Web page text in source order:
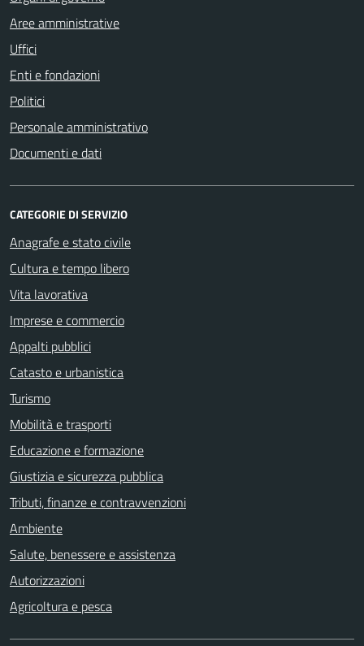
Aree amministrative
Uffici
Enti e fondazioni
Politici
Personale amministrativo
Documenti e dati
CATEGORIE DI SERVIZIO
Anagrafe e stato civile
Cultura e tempo libero
Vita lavorativa
Imprese e commercio
Appalti pubblici
Catasto e urbanistica
Turismo
Mobilità e trasporti
Educazione e formazione
Giustizia e sicurezza pubblica
Tributi, finanze e contravvenzioni
Ambiente
Salute, benessere e assistenza
Autorizzazioni
Agricoltura e pesca